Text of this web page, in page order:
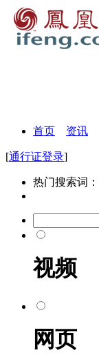
首页 资讯
[通行证登录]
热门搜索词：
视频
网页